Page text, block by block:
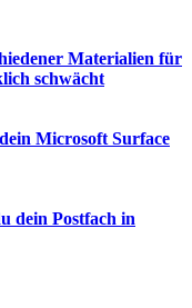
Materialien für
schwächt
Microsoft Surface
dein Postfach in